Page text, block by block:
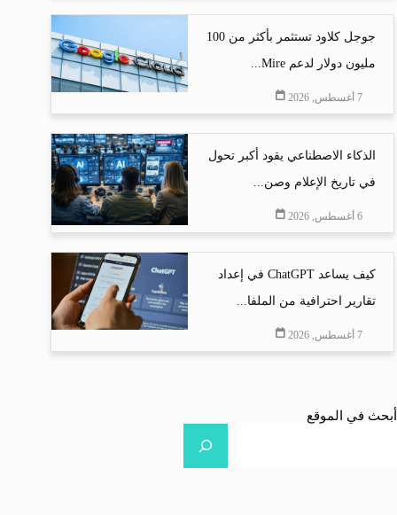
جوجل كلاود تستثمر بأكثر من 100
مليون دولار لدعم Mire...
7 أغسطس, 2026
الذكاء الاصطناعي يقود أكبر تحول
في تاريخ الإعلام وصن...
6 أغسطس, 2026
كيف يساعد ChatGPT في إعداد
تقارير احترافية من الملفا...
7 أغسطس, 2026
أبحث في الموقع